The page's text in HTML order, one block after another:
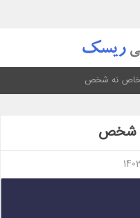
نه شخص
شخص